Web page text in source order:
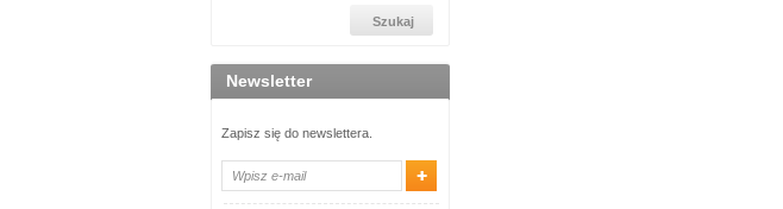
Newsletter
Zapisz się do newslettera.